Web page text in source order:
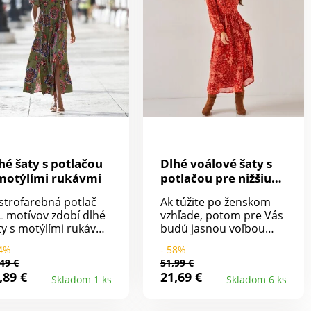
vyrobený z
z udržateľne
Výrobný proces
menej vody a
Možno prať v
šaty s potlačou
rukávmi
potlač
motívov zdobí dlhé
s motýlími rukávmi.
do "V". V páse
a nariasenie.
diel s
€
€ Skladom 1 ks
Dlhé voálové šaty s
potlačou pre nižšiu
Ak túžite po ženskom
vzhľade, potom pre Vás
budú jasnou voľbou
potlačou. Špeciálne
navrhnuté pre nižšiu
postavu. Voál s
- 58%
51,99 €
21,69 € Skladom 6 ks